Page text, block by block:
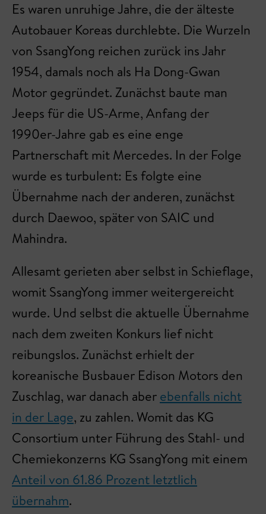
Es waren unruhige Jahre, die der älteste
Autobauer Koreas durchlebte. Die Wurzeln
von SsangYong reichen zurück ins Jahr
1954, damals noch als Ha Dong-Gwan
Motor gegründet. Zunächst baute man
Jeeps für die US-Arme, Anfang der
1990er-Jahre gab es eine enge
Partnerschaft mit Mercedes. In der Folge
wurde es turbulent: Es folgte eine
Übernahme nach der anderen, zunächst
durch Daewoo, später von SAIC und
Mahindra.
Allesamt gerieten aber selbst in Schieflage,
womit SsangYong immer weitergereicht
wurde. Und selbst die aktuelle Übernahme
nach dem zweiten Konkurs lief nicht
reibungslos. Zunächst erhielt der
koreanische Busbauer Edison Motors den
Zuschlag, war danach aber ebenfalls nicht
in der Lage, zu zahlen. Womit das KG
Consortium unter Führung des Stahl- und
Chemiekonzerns KG SsangYong mit einem
Anteil von 61.86 Prozent letztlich
übernahm.